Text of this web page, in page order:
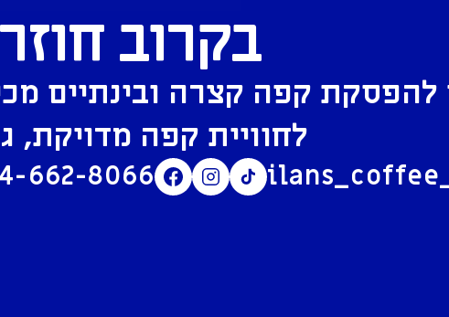
בקרוב
להפסקת קפה קצרה ובינתיים
לחוויית קפה מדויקת,
662-8066